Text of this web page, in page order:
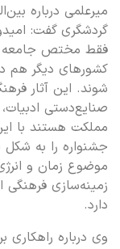
میرعلمی درباره
گردشگری گفت:
فقط مختص جامعه و
کشورهای دیگر هم
شوند. این آثار
صنایع‌دستی
مملکت هستند با
جشنواره را به شکل
موضوع زمان و
زمینه‌سازی فرهنگی
دارد.
وی درباره راهکاری